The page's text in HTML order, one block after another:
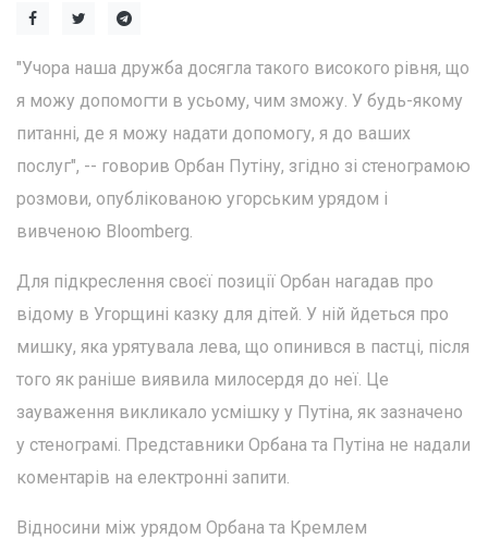
"Учора наша дружба досягла такого високого рівня, що
я можу допомогти в усьому, чим зможу. У будь-якому
питанні, де я можу надати допомогу, я до ваших
послуг", -- говорив Орбан Путіну, згідно зі стенограмою
розмови, опублікованою угорським урядом і
вивченою Bloomberg.
Для підкреслення своєї позиції Орбан нагадав про
відому в Угорщині казку для дітей. У ній йдеться про
мишку, яка урятувала лева, що опинився в пастці, після
того як раніше виявила милосердя до неї. Це
зауваження викликало усмішку у Путіна, як зазначено
у стенограмі. Представники Орбана та Путіна не надали
коментарів на електронні запити.
Відносини між урядом Орбана та Кремлем